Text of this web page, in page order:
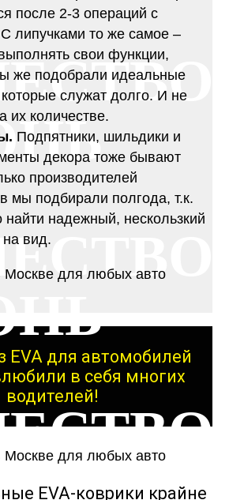
после 2-3 операций с
липучками то же самое –
свои функции,
же подобрали идеальные
служат долго. И не
их количестве.
Подпятники, шильдики и
декора тоже бывают
производителей
мы подбирали полгода, т.к.
надежный, нескользкий
вид.
EVA для автомобилей
в себя многих
водителей!
EVA-коврики крайне